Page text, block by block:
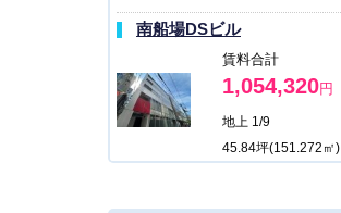
南船場DSビル
賃料合計
1,054,320円
地上 1/9
45.84坪(151.272㎡)